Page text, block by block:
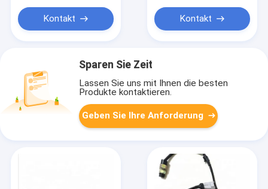
Kontakt Kontakt
Sparen Sie Zeit
Lassen Sie uns mit Ihnen die besten
Produkte kontaktieren.
Geben Sie Ihre Anforderung